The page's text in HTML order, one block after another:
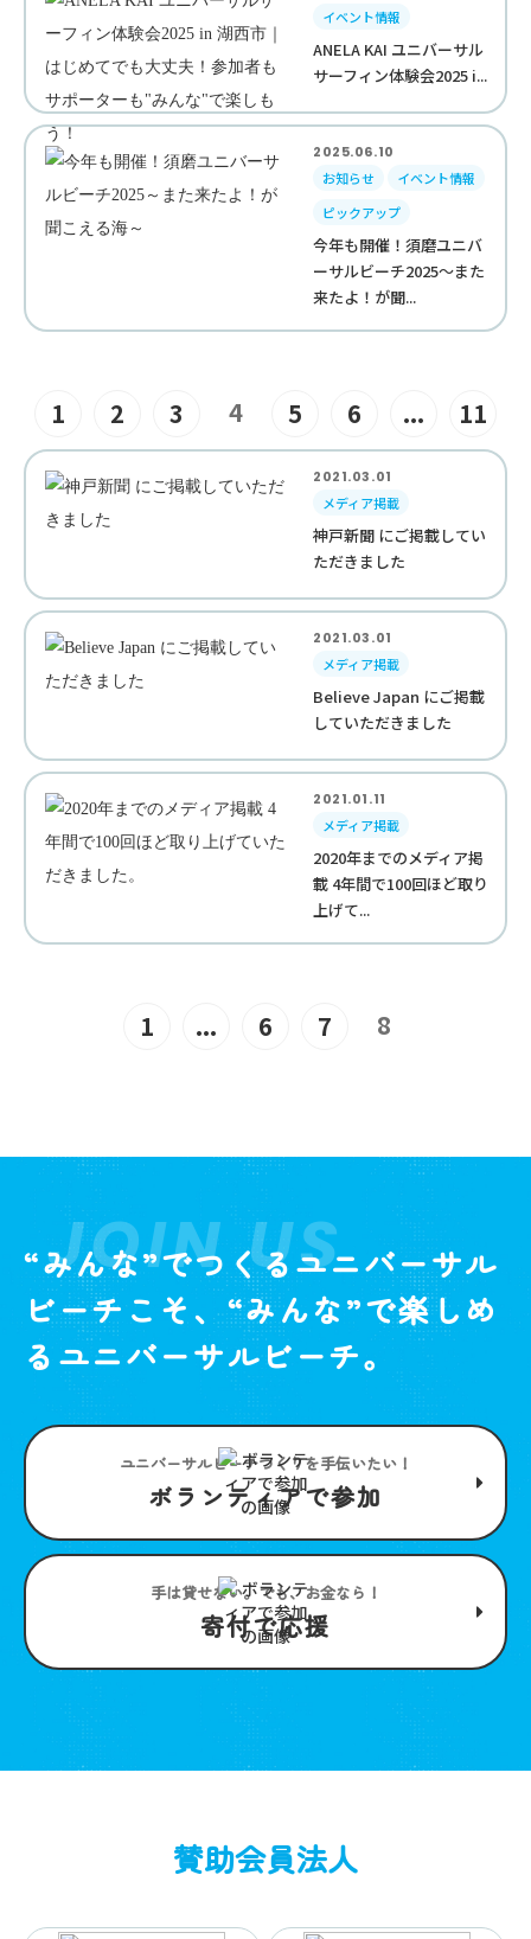
イベント情報
ANELA KAI ユニバーサル
サーフィン体験会2025 i...
2025.06.10
お知らせ
イベント情報
ピックアップ
今年も開催！須磨ユニバ
ーサルビーチ2025～また
来たよ！が聞...
1 2 3 4 5 6 ... 11
2021.03.01
メディア掲載
神戸新聞 にご掲載してい
ただきました
2021.03.01
メディア掲載
Believe Japan にご掲載
していただきました
2021.01.11
メディア掲載
2020年までのメディア掲
載 4年間で100回ほど取り
上げて...
1 ... 6 7 8
JOIN US
“みんな”でつくるユニバーサル
ビーチこそ、“みんな”で楽しめ
るユニバーサルビーチ。
ユニバーサルビーチつくりを手伝いたい！
ボランティアで参加
手は貸せない。でも、お金なら！
寄付で応援
賛助会員法人